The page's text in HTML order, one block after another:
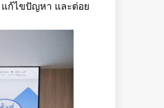
ก้ไขปัญหา และต่อย